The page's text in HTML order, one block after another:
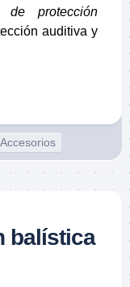
de protección
auditiva y
Accesorios
balística